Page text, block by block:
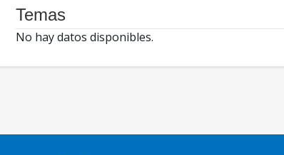
Temas
No hay datos disponibles.